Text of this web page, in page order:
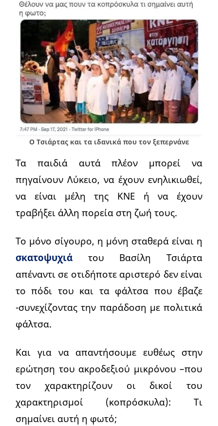
Ο Τσιάρτας και τα ιδανικά που τον ξεπερνάνε
Τα παιδιά αυτά πλέον μπορεί να
πηγαίνουν Λύκειο, να έχουν ενηλικιωθεί,
να είναι μέλη της ΚΝΕ ή να έχουν
τραβήξει άλλη πορεία στη ζωή τους.
Το μόνο σίγουρο, η μόνη σταθερά είναι η
σκατοψυχιά του Βασίλη Τσιάρτα
απέναντι σε οτιδήποτε αριστερό δεν είναι
το πόδι του και τα φάλτσα που έβαζε
-συνεχίζοντας την παράδοση με πολιτικά
φάλτσα.
Και για να απαντήσουμε ευθέως στην
ερώτηση του ακροδεξιού μικρόνου –που
τον χαρακτηρίζουν οι δικοί του
χαρακτηρισμοί (κοπρόσκυλα): Τι
σημαίνει αυτή η φωτό;